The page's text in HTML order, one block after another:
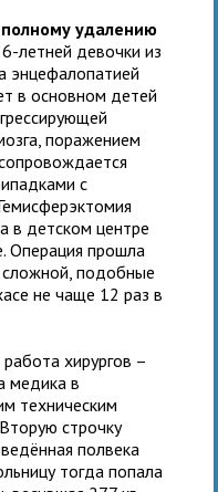
удалению
летней девочки из
энцефалопатией
в основном детей
поражением
с
в детском центре
Операция прошла
сложной, подобные
не чаще 12 раз в
хирургов –
медика в
техническим
строчку
полвека
тогда попала